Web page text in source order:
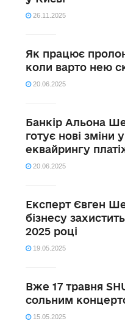
26.11.2025
Як працює
коли варто нею
20.06.2025
Банкір Альона
готує нові зміни
еквайрингу
20.06.2025
Експерт Євген
бізнесу
2025 році
19.05.2025
Вже 17 травня
сольним
15.05.2025